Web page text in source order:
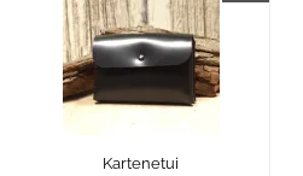
Kartenetui